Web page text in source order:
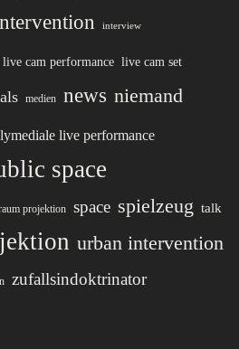
interview
live cam performance live cam set
medien news niemand
live performance
space
projektion space spielzeug talk
urban intervention
zufallsindoktrinator